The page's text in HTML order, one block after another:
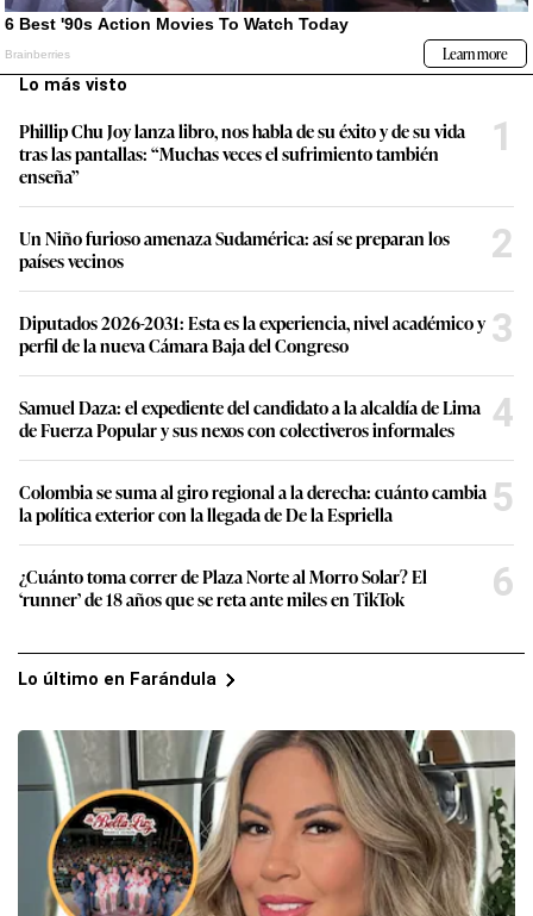
Lo más visto
Phillip Chu Joy lanza libro, nos habla de su éxito y de su vida
tras las pantallas: “Muchas veces el sufrimiento también
enseña”
1
Un Niño furioso amenaza Sudamérica: así se preparan los
países vecinos
2
Diputados 2026-2031: Esta es la experiencia, nivel académico y
perfil de la nueva Cámara Baja del Congreso
3
Samuel Daza: el expediente del candidato a la alcaldía de Lima
de Fuerza Popular y sus nexos con colectiveros informales
4
Colombia se suma al giro regional a la derecha: cuánto cambia
la política exterior con la llegada de De la Espriella
5
¿Cuánto toma correr de Plaza Norte al Morro Solar? El
‘runner’ de 18 años que se reta ante miles en TikTok
6
Lo último en Farándula